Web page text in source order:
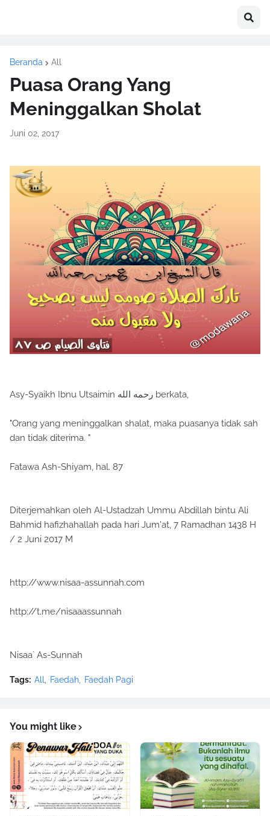
Beranda All
Puasa Orang Yang
Meninggalkan Sholat
Juni 02, 2017
Asy-Syaikh Ibnu Utsaimin رحمه الله berkata,
"Orang yang meninggalkan shalat, maka puasanya tidak sah
dan tidak diterima. "
Fatawa Ash-Shiyam, hal. 87
Diterjemahkan oleh Al-Ustadzah Ummu Abdillah bintu Ali
Bahmid hafizhahallah pada hari Jum'at, 7 Ramadhan 1438 H
/ 2 Juni 2017 M
http://www.nisaa-assunnah.com
http://t.me/nisaaassunnah
Nisaa` As-Sunnah
Tags: All Faedah Faedah Pagi
You might like